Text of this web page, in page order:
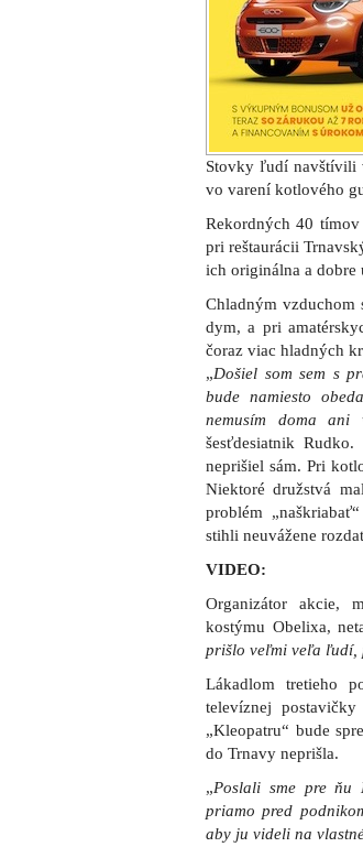
Stovky ľudí navštívili
vo varení kotlového
Rekordných 40
pri reštaurácii
ich originálna a dobre
Chladným vzduchom
dym, a pri
čoraz viac hladných
„Došiel som sem s
bude namiesto
nemusím doma ani
šesťdesiatnik
neprišiel sám. Pri
Niektoré družstvá
problém
stihli neuvážene
VIDEO:
Organizátor akcie,
kostýmu Obelixa,
prišlo veľmi veľa ľudí,
Lákadlom tretieho
televíznej
„Kleopatru“ bude
do Trnavy neprišla.
„Poslali sme pre ňu
priamo pred
aby ju videli na